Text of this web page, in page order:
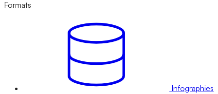
Formats
Infographies